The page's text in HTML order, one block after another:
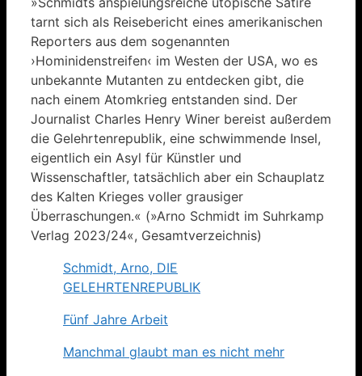
tarnt sich als Reisebericht eines amerikanischen
Reporters aus dem sogenannten
›Hominidenstreifen‹ im Westen der USA, wo es
unbekannte Mutanten zu entdecken gibt, die
nach einem Atomkrieg entstanden sind. Der
Journalist Charles Henry Winer bereist außerdem
die Gelehrtenrepublik, eine schwimmende Insel,
eigentlich ein Asyl für Künstler und
Wissenschaftler, tatsächlich aber ein Schauplatz
des Kalten Krieges voller grausiger
Überraschungen.« (»Arno Schmidt im Suhrkamp
Verlag 2023/24«, Gesamtverzeichnis)
Schmidt, Arno, DIE
GELEHRTENREPUBLIK
Fünf Jahre Arbeit
Manchmal glaubt man es nicht mehr